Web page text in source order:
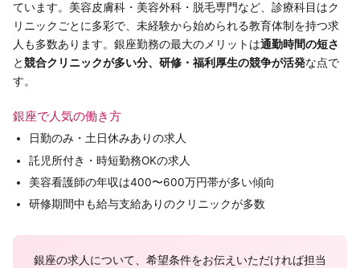
ています。美容皮膚科・美容外科・脱毛専門など、診療科目はク
リニックごとに多彩で、未経験から始められる教育体制を持つ求
人も多数あります。銀座勤務の最大のメリットは通勤時間の短さ
と競合クリニックが多い分、研修・福利厚生の競争が活発な点で
す。
銀座で人気の働き方
日勤のみ・土日休みありの求人
託児所付き・時短勤務OKの求人
美容看護師の年収は400〜600万円帯が多い傾向
研修期間中も給与支給ありのクリニックが多数
銀座の求人について、希望条件をお伝えいただければ担当